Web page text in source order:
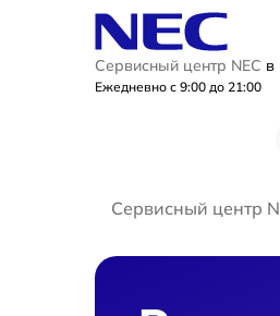
Сервисный центр NEC в
Ежедневно с 9:00 до 21:00
Сервисный центр